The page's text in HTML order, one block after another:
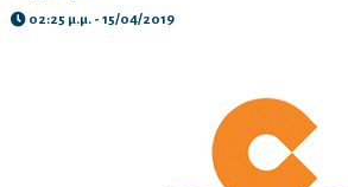
02:25 μ.μ. - 15/04/2019